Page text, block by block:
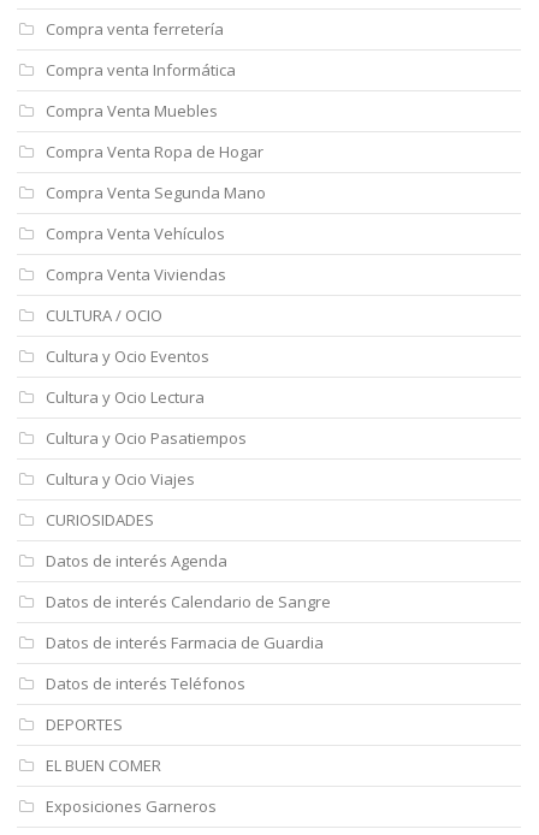
Compra venta ferretería
Compra venta Informática
Compra Venta Muebles
Compra Venta Ropa de Hogar
Compra Venta Segunda Mano
Compra Venta Vehículos
Compra Venta Viviendas
CULTURA / OCIO
Cultura y Ocio Eventos
Cultura y Ocio Lectura
Cultura y Ocio Pasatiempos
Cultura y Ocio Viajes
CURIOSIDADES
Datos de interés Agenda
Datos de interés Calendario de Sangre
Datos de interés Farmacia de Guardia
Datos de interés Teléfonos
DEPORTES
EL BUEN COMER
Exposiciones Garneros